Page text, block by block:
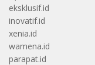
eksklusif.id
inovatif.id
xenia.id
wamena.id
parapat.id